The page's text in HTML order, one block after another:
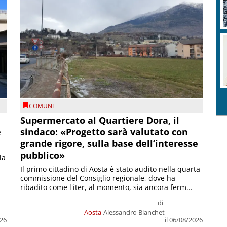
COMUNI
Supermercato al Quartiere Dora, il
sindaco: «Progetto sarà valutato con
grande rigore, sulla base dell’interesse
pubblico»
Aosta
di
Alessandro Bianchet
il 06/08/2026
Il primo cittadino di Aosta è stato audito nella quarta
commissione del Consiglio regionale, dove ha
ribadito come l'iter, al momento, sia ancora ferm...